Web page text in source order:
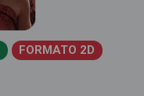
FORMATO 2D